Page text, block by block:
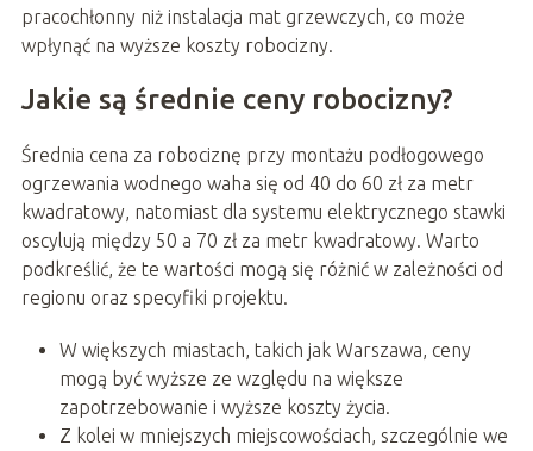
pracochłonny niż instalacja mat grzewczych, co może
wpłynąć na wyższe koszty robocizny.
Jakie są średnie ceny robocizny?
Średnia cena za robociznę przy montażu podłogowego
ogrzewania wodnego waha się od 40 do 60 zł za metr
kwadratowy, natomiast dla systemu elektrycznego stawki
oscylują między 50 a 70 zł za metr kwadratowy. Warto
podkreślić, że te wartości mogą się różnić w zależności od
regionu oraz specyfiki projektu.
W większych miastach, takich jak Warszawa, ceny
mogą być wyższe ze względu na większe
zapotrzebowanie i wyższe koszty życia.
Z kolei w mniejszych miejscowościach, szczególnie we